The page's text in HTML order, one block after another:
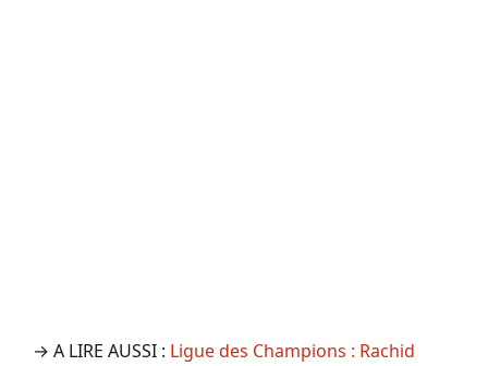
→ A LIRE AUSSI : Ligue des Champions : Rachid